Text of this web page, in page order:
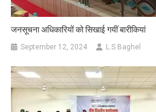
जनसूचना अधिकारियों को सिखाई गयीं बारीकियां
September 12, 2024 L.S Baghel